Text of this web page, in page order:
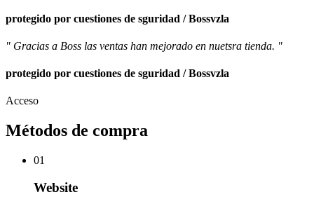
protegido por cuestiones de sguridad / Bossvzla
" Gracias a Boss las ventas han mejorado en nuetsra tienda. "
protegido por cuestiones de sguridad / Bossvzla
Acceso
Métodos de compra
01
Website